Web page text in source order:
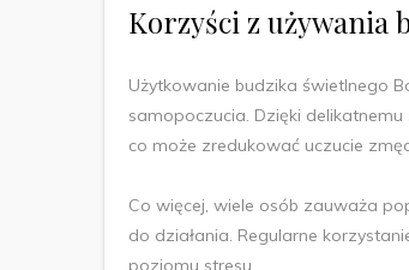
Korzyści z używania
Użytkowanie budzika świetlnego
samopoczucia. Dzięki
co może zredukować uczucie
Co więcej, wiele osób zauważa
do działania. Regularne
poziomu stresu.